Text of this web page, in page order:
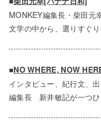
MONKEY編集長・柴田元
文学の中から、選りすぐ
■NO WHERE, NOW
インタビュー、紀行文、
編集長 新井敏記が一つひ